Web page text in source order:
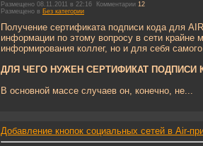
Размещено 08.11.2011 в 22:16 Комментарии 12
Размещено в Без категории
Получение сертификата подписи кода для
информации по этому вопросу в сети крайне
информирования коллег, но и для себя
ДЛЯ ЧЕГО НУЖЕН СЕРТИФИКАТ ПОДПИСИ
В основной массе случаев он, конечно, не...
Добавление кнопок социальных сетей в Air-